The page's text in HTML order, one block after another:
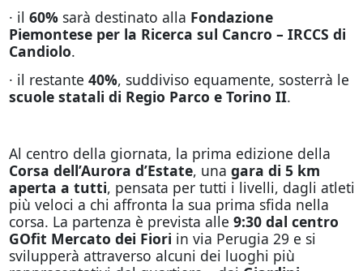
· il 60%sarà destinato alla Fondazione
Piemontese per la Ricerca sul Cancro – IRCCS di
Candiolo.
· il restante 40%, suddiviso equamente, sosterrà le
scuole statali di Regio Parco e Torino II.
Al centro della giornata, la prima edizione della
Corsa dell’Aurora d’Estate, una gara di 5 km
aperta a tutti, pensata per tutti i livelli, dagli atleti
più veloci a chi affronta la sua prima sfida nella
corsa. La partenza è prevista alle 9:30 dal centro
GOfit Mercato dei Fiori in via Perugia 29 e si
svilupperà attraverso alcuni dei luoghi più